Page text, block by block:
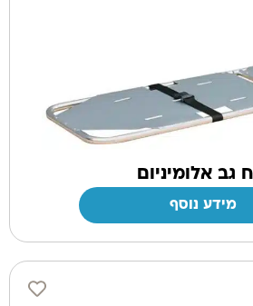
גב אלומיניום
מידע נוסף